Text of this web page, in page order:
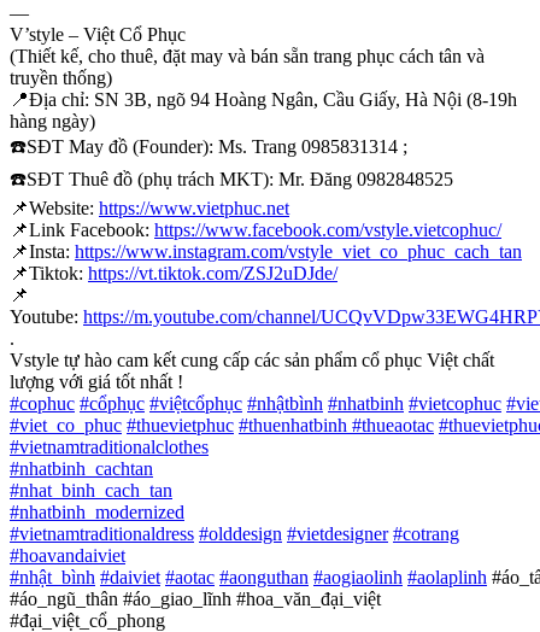
—
V’style – Việt Cổ Phục
(Thiết kế, cho thuê, đặt may và bán sẵn trang phục cách tân và
truyền thống)
📍Địa chỉ: SN 3B, ngõ 94 Hoàng Ngân, Cầu Giấy, Hà Nội (8-19h
hàng ngày)
☎️SĐT May đồ (Founder): Ms. Trang 0985831314 ;
☎️SĐT Thuê đồ (phụ trách MKT): Mr. Đăng 0982848525
📌Website: https://www.vietphuc.net
📌Link Facebook: https://www.facebook.com/vstyle.vietcophuc/
📌Insta: https://www.instagram.com/vstyle_viet_co_phuc_cach_tan
📌Tiktok: https://vt.tiktok.com/ZSJ2uDJde/
📌
Youtube: https://m.youtube.com/channel/
.
Vstyle tự hào cam kết cung cấp các sản phẩm cổ phục Việt chất
lượng với giá tốt nhất !
#cophuc #cổphục #việtcổphục #nhậtbình #nhatbinh #vietcophuc #
#viet_co_phuc #thuevietphuc #thuenhatbinh #thueaotac #
#vietnamtraditionalclothes
#nhatbinh_cachtan
#nhat_binh_cach_tan
#nhatbinh_modernized
#vietnamtraditionaldress #olddesign #vietdesigner #cotrang
#hoavandaiviet
#nhật_bình #daiviet #aotac #aonguthan #aogiaolinh #aolaplinh
#áo_ngũ_thân #áo_giao_lĩnh #hoa_văn_đại_việt
#đại_việt_cổ_phong